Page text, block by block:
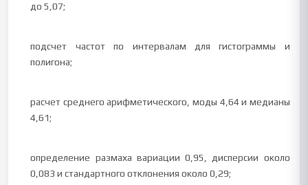
до 5,07;
подсчет частот по интервалам для гистограммы и
полигона;
расчет среднего арифметического, моды 4,64 и медианы
4,61;
определение размаха вариации 0,95, дисперсии около
0,083 и стандартного отклонения около 0,29;